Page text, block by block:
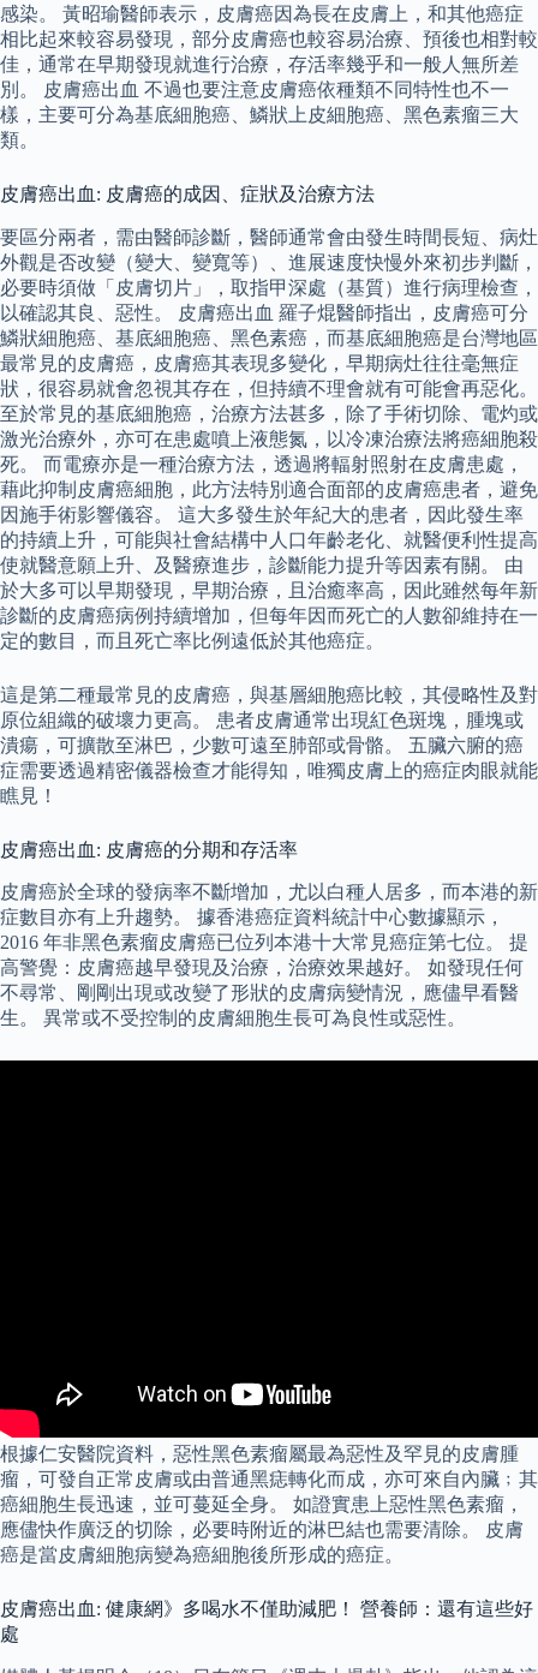
感染。 黃昭瑜醫師表示，皮膚癌因為長在皮膚上，和其他癌症
相比起來較容易發現，部分皮膚癌也較容易治療、預後也相對較
佳，通常在早期發現就進行治療，存活率幾乎和一般人無所差
別。 皮膚癌出血 不過也要注意皮膚癌依種類不同特性也不一
樣，主要可分為基底細胞癌、鱗狀上皮細胞癌、黑色素瘤三大
類。
皮膚癌出血: 皮膚癌的成因、症狀及治療方法
要區分兩者，需由醫師診斷，醫師通常會由發生時間長短、病灶
外觀是否改變（變大、變寬等）、進展速度快慢外來初步判斷，
必要時須做「皮膚切片」，取指甲深處（基質）進行病理檢查，
以確認其良、惡性。 皮膚癌出血 羅子焜醫師指出，皮膚癌可分
鱗狀細胞癌、基底細胞癌、黑色素癌，而基底細胞癌是台灣地區
最常見的皮膚癌，皮膚癌其表現多變化，早期病灶往往毫無症
狀，很容易就會忽視其存在，但持續不理會就有可能會再惡化。
至於常見的基底細胞癌，治療方法甚多，除了手術切除、電灼或
激光治療外，亦可在患處噴上液態氮，以冷凍治療法將癌細胞殺
死。 而電療亦是一種治療方法，透過將輻射照射在皮膚患處，
藉此抑制皮膚癌細胞，此方法特別適合面部的皮膚癌患者，避免
因施手術影響儀容。 這大多發生於年紀大的患者，因此發生率
的持續上升，可能與社會結構中人口年齡老化、就醫便利性提高
使就醫意願上升、及醫療進步，診斷能力提升等因素有關。 由
於大多可以早期發現，早期治療，且治癒率高，因此雖然每年新
診斷的皮膚癌病例持續增加，但每年因而死亡的人數卻維持在一
定的數目，而且死亡率比例遠低於其他癌症。
這是第二種最常見的皮膚癌，與基層細胞癌比較，其侵略性及對
原位組織的破壞力更高。 患者皮膚通常出現紅色斑塊，腫塊或
潰瘍，可擴散至淋巴，少數可遠至肺部或骨骼。 五臟六腑的癌
症需要透過精密儀器檢查才能得知，唯獨皮膚上的癌症肉眼就能
瞧見！
皮膚癌出血: 皮膚癌的分期和存活率
皮膚癌於全球的發病率不斷增加，尤以白種人居多，而本港的新
症數目亦有上升趨勢。 據香港癌症資料統計中心數據顯示，
2016 年非黑色素瘤皮膚癌已位列本港十大常見癌症第七位。 提
高警覺：皮膚癌越早發現及治療，治療效果越好。 如發現任何
不尋常、剛剛出現或改變了形狀的皮膚病變情況，應儘早看醫
生。 異常或不受控制的皮膚細胞生長可為良性或惡性。
根據仁安醫院資料，惡性黑色素瘤屬最為惡性及罕見的皮膚腫
瘤，可發自正常皮膚或由普通黑痣轉化而成，亦可來自內臟﹔其
癌細胞生長迅速，並可蔓延全身。 如證實患上惡性黑色素瘤，
應儘快作廣泛的切除，必要時附近的淋巴結也需要清除。 皮膚
癌是當皮膚細胞病變為癌細胞後所形成的癌症。
皮膚癌出血: 健康網》多喝水不僅助減肥！ 營養師：還有這些好
處